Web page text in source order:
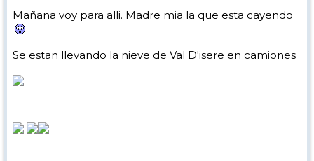
Mañana voy para alli. Madre mia la que esta cayendo
Se estan llevando la nieve de Val D'isere en camiones